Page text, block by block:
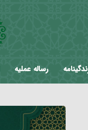
رساله عملیه